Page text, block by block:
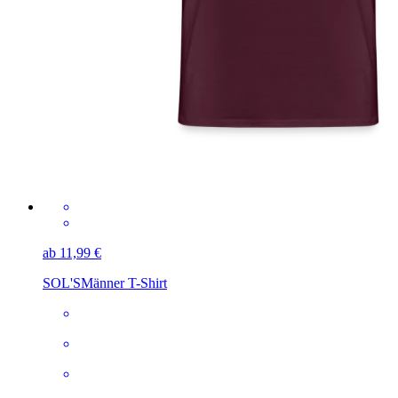
ab 11,99 €
SOL'SMänner T-Shirt